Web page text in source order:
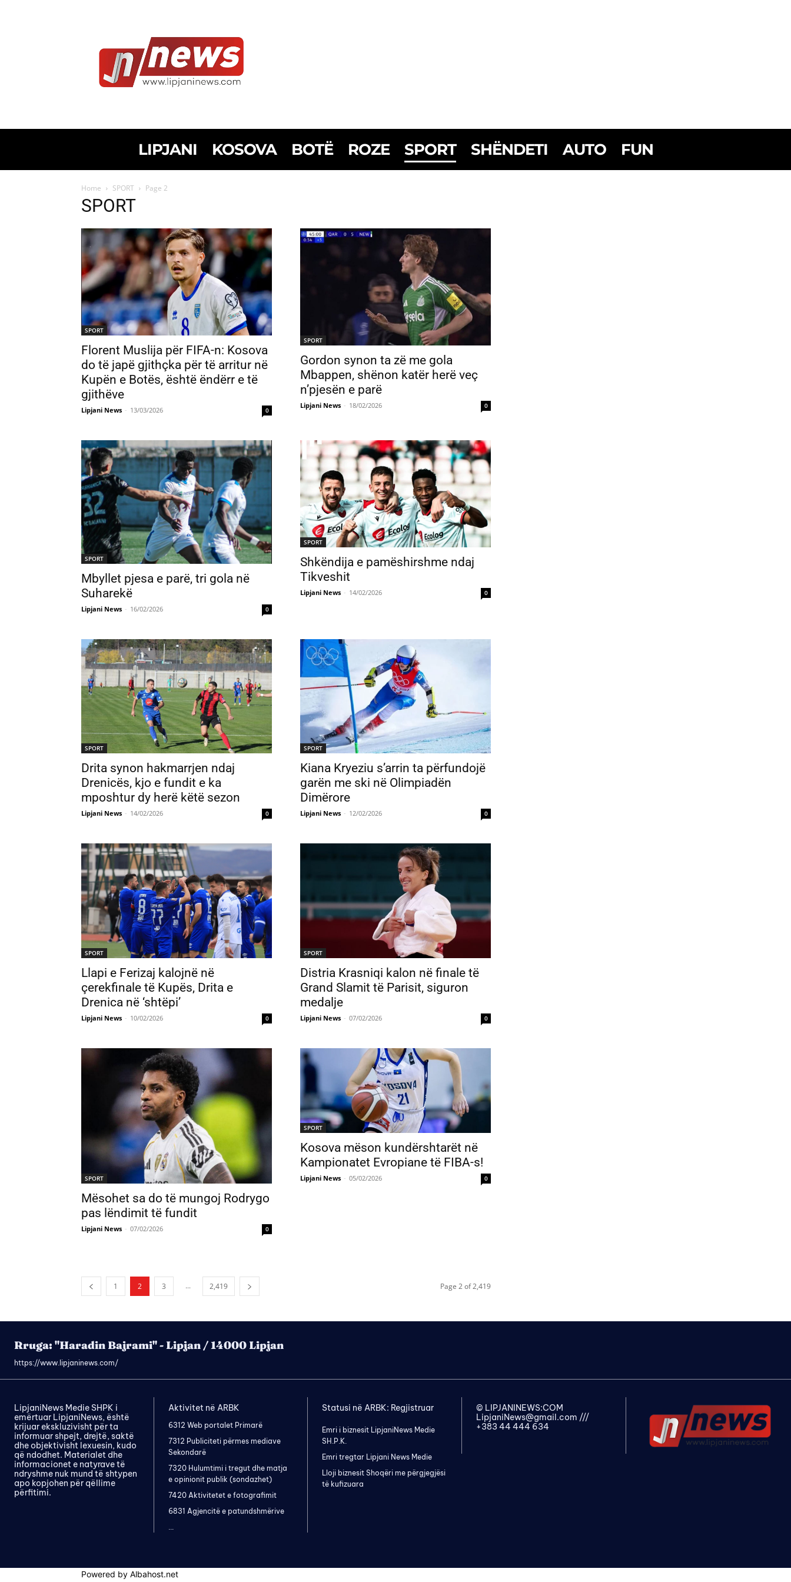
LIPJANI KOSOVA BOTË ROZE SPORT SHËNDETI AUTO FUN
Home SPORT Page 2
SPORT
SPORT
Florent Muslija për FIFA-n: Kosova
do të japë gjithçka për të arritur në
Kupën e Botës, është ëndërr e të
gjithëve
Lipjani News - 13/03/2026 0
SPORT
Gordon synon ta zë me gola
Mbappen, shënon katër herë veç
n’pjesën e parë
Lipjani News - 18/02/2026 0
SPORT
Mbyllet pjesa e parë, tri gola në
Suharekë
Lipjani News - 16/02/2026 0
SPORT
Shkëndija e pamëshirshme ndaj
Tikveshit
Lipjani News - 14/02/2026 0
SPORT
Drita synon hakmarrjen ndaj
Drenicës, kjo e fundit e ka
mposhtur dy herë këtë sezon
Lipjani News - 14/02/2026 0
SPORT
Kiana Kryeziu s’arrin ta përfundojë
garën me ski në Olimpiadën
Dimërore
Lipjani News - 12/02/2026 0
SPORT
Llapi e Ferizaj kalojnë në
çerekfinale të Kupës, Drita e
Drenica në ‘shtëpi’
Lipjani News - 10/02/2026 0
SPORT
Distria Krasniqi kalon në finale të
Grand Slamit të Parisit, siguron
medalje
Lipjani News - 07/02/2026 0
SPORT
Mësohet sa do të mungoj Rodrygo
pas lëndimit të fundit
Lipjani News - 07/02/2026 0
SPORT
Kosova mëson kundërshtarët në
Kampionatet Evropiane të FIBA-s!
Lipjani News - 05/02/2026 0
1 2 3 ... 2,419 Page 2 of 2,419
Rruga: "Haradin Bajrami" - Lipjan / 14000 Lipjan
https://www.lipjaninews.com/
LipjaniNews Medie SHPK i
emërtuar LipjaniNews, është
krijuar ekskluzivisht për ta
informuar shpejt, drejtë, saktë
dhe objektivisht lexuesin, kudo
që ndodhet. Materialet dhe
informacionet e natyrave të
ndryshme nuk mund të shtypen
apo kopjohen për qëllime
përfitimi.
Aktivitet në ARBK
6312 Web portalet Primarë
7312 Publiciteti përmes mediave
Sekondarë
7320 Hulumtimi i tregut dhe matja
e opinionit publik (sondazhet)
7420 Aktivitetet e fotografimit
6831 Agjencitë e patundshmërive
Statusi në ARBK: Regjistruar
Emri i biznesit LipjaniNews Medie
SH.P.K.
Emri tregtar Lipjani News Medie
Lloji biznesit Shoqëri me përgjegjësi
të kufizuara
© LIPJANINEWS:COM
LipjaniNews@gmail.com ///
+383 44 444 634
Powered by Albahost.net